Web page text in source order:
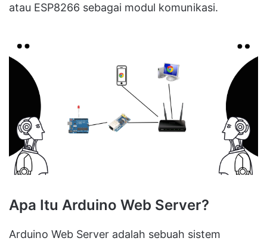
atau ESP8266 sebagai modul komunikasi.
Apa Itu Arduino Web Server?
Arduino Web Server adalah sebuah sistem